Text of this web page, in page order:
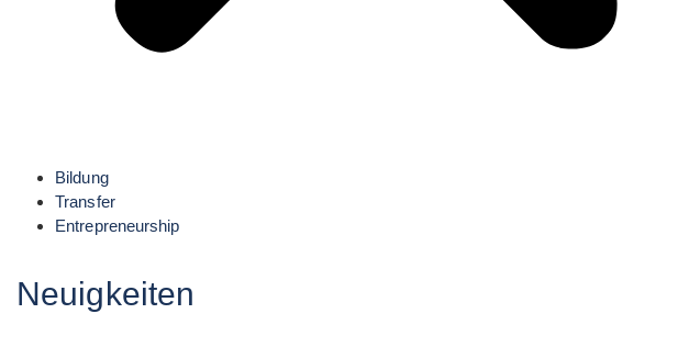
Bildung
Transfer
Entrepreneurship
Neuigkeiten